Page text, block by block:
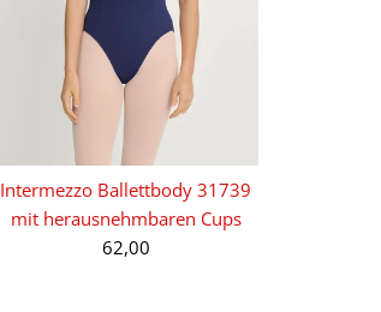
Intermezzo Ballettbody 31739
mit herausnehmbaren Cups
62,00